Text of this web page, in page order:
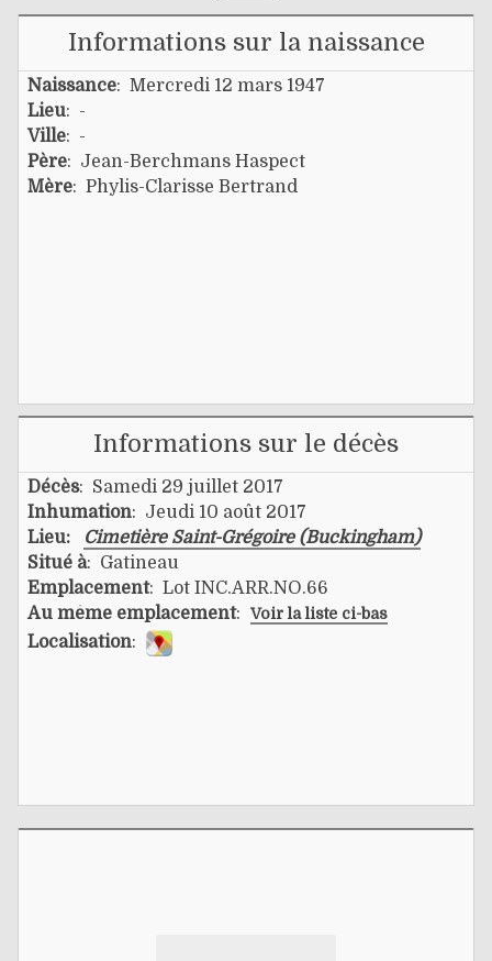
Informations sur la naissance
Naissance: Mercredi 12 mars 1947
Lieu: -
Ville: -
Père: Jean-Berchmans Haspect
Mère: Phylis-Clarisse Bertrand
Informations sur le décès
Décès: Samedi 29 juillet 2017
Inhumation: Jeudi 10 août 2017
Lieu:
Cimetière Saint-Grégoire (Buckingham)
Situé à: Gatineau
Emplacement: Lot INC.ARR.NO.66
Au même emplacement: Voir la liste ci-bas
Localisation: